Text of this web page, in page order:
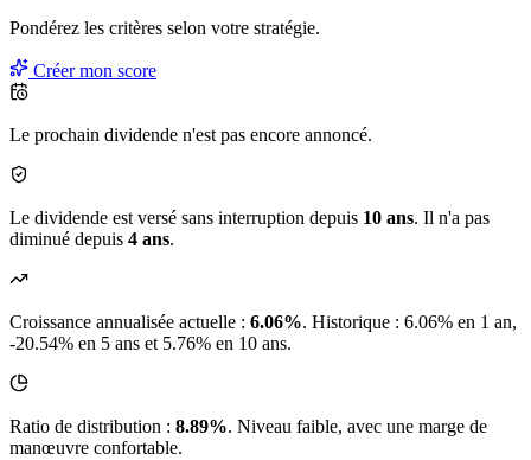
Pondérez les critères selon votre stratégie.
Créer mon score
Le prochain dividende n'est pas encore annoncé.
Le dividende est versé sans interruption depuis 10 ans. Il n'a pas
diminué depuis 4 ans.
Croissance annualisée actuelle : 6.06%. Historique : 6.06% en 1 an,
-20.54% en 5 ans et 5.76% en 10 ans.
Ratio de distribution : 8.89%. Niveau faible, avec une marge de
manœuvre confortable.